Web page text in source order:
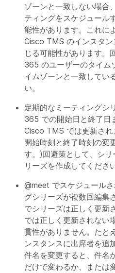
ゾーンと一致しない場合
ティングをスケジュール
能性があります。これ
Cisco TMS のインスタ
じる可能性があります
365 のユーザーのタイム
イムゾーンと一致してい
い。
定期的なミーティング
365 での開始日と終了日
Cisco TMS では更新さ
開始時刻と終了時刻の変
す。)回避策として、シ
リーズを作成してください
@meet でスケジュール
グシリーズが複数回編
でシリーズは正しく更新
では正しく更新されない
貫性がありません。たと
ンスタンスに出席者を追
件名を変更すると、件名
だけで変わるか、または